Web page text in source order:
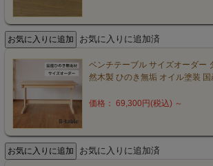
お気に入りに追加済
ベンチテーブル サイズオーダー
然木製 ひのき無垢 オイル塗装 国
価格： 69,300円(税込) ～
お気に入りに追加済